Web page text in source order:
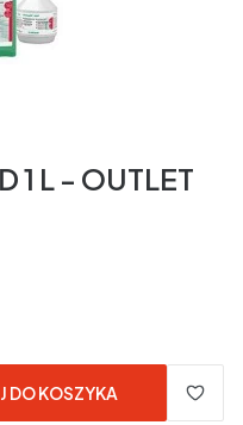
1 L - OUTLET
DO KOSZYKA